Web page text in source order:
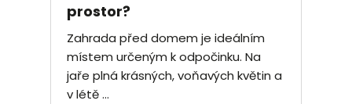
prostor?
Zahrada před domem je ideálním
místem určeným k odpočinku. Na
jaře plná krásných, voňavých květin a
v létě ...